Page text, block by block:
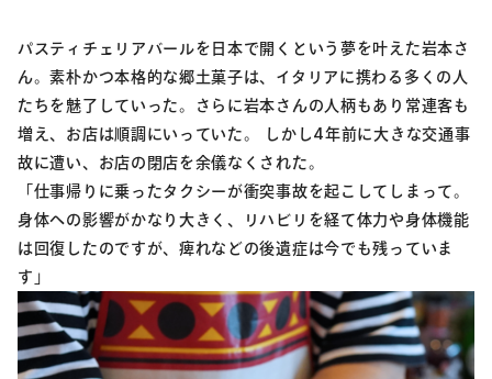
パスティチェリアバールを日本で開くという夢を叶えた岩本さ
ん。素朴かつ本格的な郷土菓子は、イタリアに携わる多くの人
たちを魅了していった。さらに岩本さんの人柄もあり常連客も
増え、お店は順調にいっていた。 しかし4年前に大きな交通事
故に遭い、お店の閉店を余儀なくされた。
「仕事帰りに乗ったタクシーが衝突事故を起こしてしまって。
身体への影響がかなり大きく、リハビリを経て体力や身体機能
は回復したのですが、痺れなどの後遺症は今でも残っていま
す」